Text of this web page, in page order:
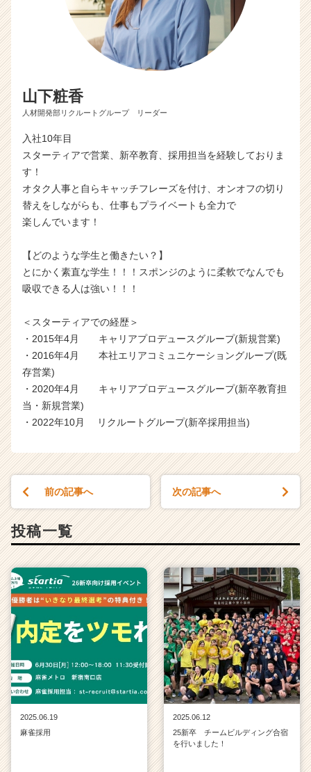
山下粧香
人材開発部リクルートグループ リーダー
入社10年目
スターティアで営業、新卒教育、採用担当を経験しておりま
す！
オタク人事と自らキャッチフレーズを付け、オンオフの切り
替えをしながらも、仕事もプライベートも全力で
楽しんでいます！
【どのような学生と働きたい？】
とにかく素直な学生！！！スポンジのように柔軟でなんでも
吸収できる人は強い！！！
＜スターティアでの経歴＞
・2015年4月 キャリアプロデュースグループ(新規営業)
・2016年4月 本社エリアコミュニケーショングループ(既
存営業)
・2020年4月 キャリアプロデュースグループ(新卒教育担
当・新規営業)
・2022年10月 リクルートグループ(新卒採用担当)
前の記事へ 次の記事へ
投稿一覧
2025.06.19
麻雀採用
2025.06.12
25新卒 チームビルディング合宿
を行いました！